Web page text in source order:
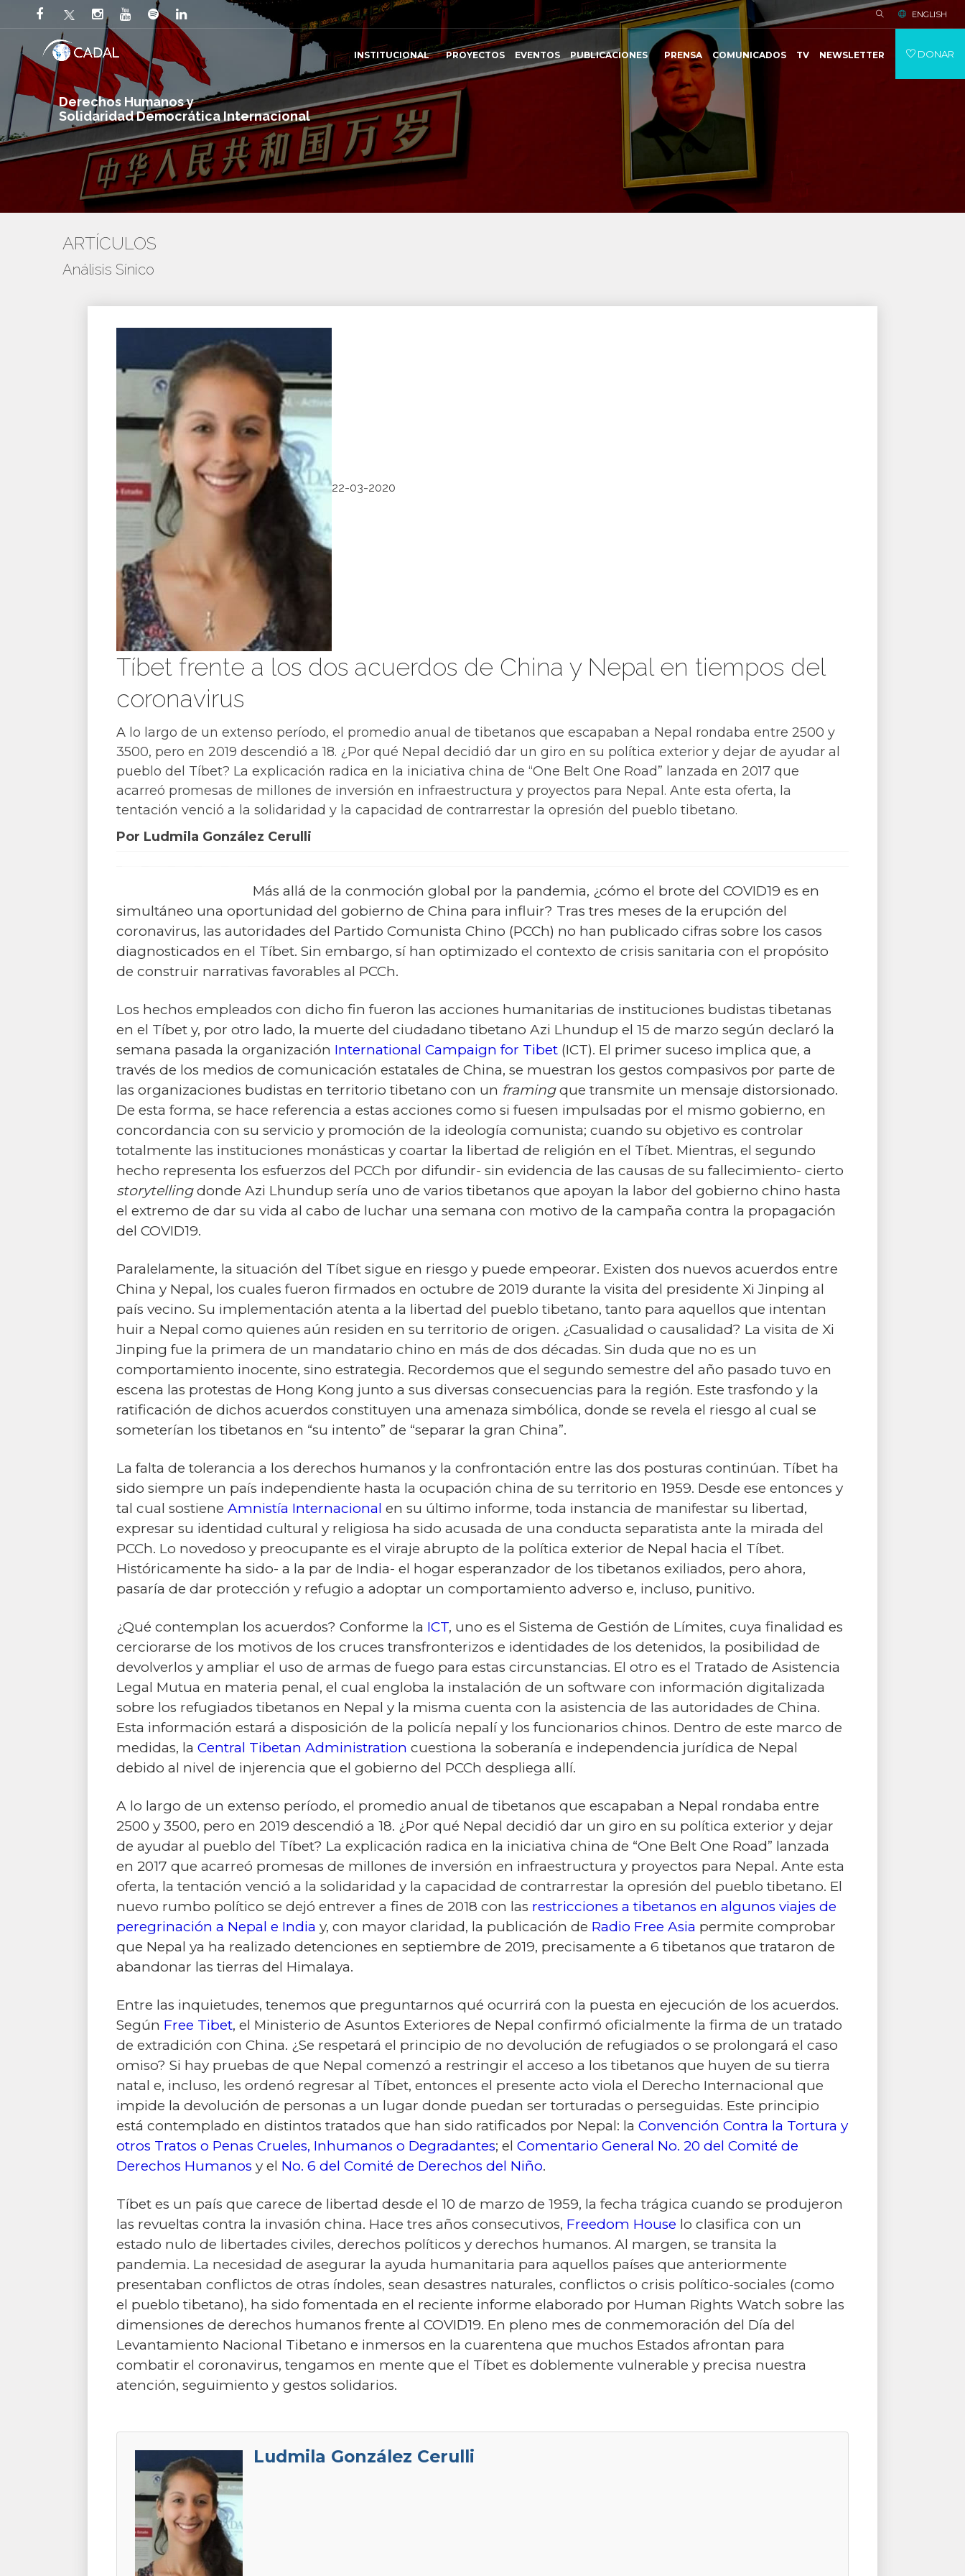
Derechos Humanos y
Solidaridad Democrática Internacional
ENGLISH
INSTITUCIONAL PROYECTOS EVENTOS PUBLICACIONES PRENSA COMUNICADOS TV NEWSLETTER DONAR
ARTÍCULOS
Análisis Sínico
22-03-2020
Tíbet frente a los dos acuerdos de China y Nepal en tiempos del
coronavirus
A lo largo de un extenso período, el promedio anual de tibetanos que escapaban a Nepal rondaba entre 2500 y
3500, pero en 2019 descendió a 18. ¿Por qué Nepal decidió dar un giro en su política exterior y dejar de ayudar al
pueblo del Tíbet? La explicación radica en la iniciativa china de “One Belt One Road” lanzada en 2017 que
acarreó promesas de millones de inversión en infraestructura y proyectos para Nepal. Ante esta oferta, la
tentación venció a la solidaridad y la capacidad de contrarrestar la opresión del pueblo tibetano.
Por Ludmila González Cerulli
Más allá de la conmoción global por la pandemia, ¿cómo el brote del COVID19 es en
simultáneo una oportunidad del gobierno de China para influir? Tras tres meses de la erupción del
coronavirus, las autoridades del Partido Comunista Chino (PCCh) no han publicado cifras sobre los casos
diagnosticados en el Tíbet. Sin embargo, sí han optimizado el contexto de crisis sanitaria con el propósito
de construir narrativas favorables al PCCh.
Los hechos empleados con dicho fin fueron las acciones humanitarias de instituciones budistas tibetanas
en el Tíbet y, por otro lado, la muerte del ciudadano tibetano Azi Lhundup el 15 de marzo según declaró la
semana pasada la organización International Campaign for Tibet (ICT). El primer suceso implica que, a
través de los medios de comunicación estatales de China, se muestran los gestos compasivos por parte de
las organizaciones budistas en territorio tibetano con un framingque transmite un mensaje distorsionado.
De esta forma, se hace referencia a estas acciones como si fuesen impulsadas por el mismo gobierno, en
concordancia con su servicio y promoción de la ideología comunista; cuando su objetivo es controlar
totalmente las instituciones monásticas y coartar la libertad de religión en el Tíbet. Mientras, el segundo
hecho representa los esfuerzos del PCCh por difundir- sin evidencia de las causas de su fallecimiento- cierto
storytellingdonde Azi Lhundup sería uno de varios tibetanos que apoyan la labor del gobierno chino hasta
el extremo de dar su vida al cabo de luchar una semana con motivo de la campaña contra la propagación
del COVID19.
Paralelamente, la situación del Tíbet sigue en riesgo y puede empeorar. Existen dos nuevos acuerdos entre
China y Nepal, los cuales fueron firmados en octubre de 2019 durante la visita del presidente Xi Jinping al
país vecino. Su implementación atenta a la libertad del pueblo tibetano, tanto para aquellos que intentan
huir a Nepal como quienes aún residen en su territorio de origen. ¿Casualidad o causalidad? La visita de Xi
Jinping fue la primera de un mandatario chino en más de dos décadas. Sin duda que no es un
comportamiento inocente, sino estrategia. Recordemos que el segundo semestre del año pasado tuvo en
escena las protestas de Hong Kong junto a sus diversas consecuencias para la región. Este trasfondo y la
ratificación de dichos acuerdos constituyen una amenaza simbólica, donde se revela el riesgo al cual se
someterían los tibetanos en “su intento” de “separar la gran China”.
La falta de tolerancia a los derechos humanos y la confrontación entre las dos posturas continúan. Tíbet ha
sido siempre un país independiente hasta la ocupación china de su territorio en 1959. Desde ese entonces y
tal cual sostiene Amnistía Internacional en su último informe, toda instancia de manifestar su libertad,
expresar su identidad cultural y religiosa ha sido acusada de una conducta separatista ante la mirada del
PCCh. Lo novedoso y preocupante es el viraje abrupto de la política exterior de Nepal hacia el Tíbet.
Históricamente ha sido- a la par de India- el hogar esperanzador de los tibetanos exiliados, pero ahora,
pasaría de dar protección y refugio a adoptar un comportamiento adverso e, incluso, punitivo.
¿Qué contemplan los acuerdos? Conforme la ICT, uno es el Sistema de Gestión de Límites, cuya finalidad es
cerciorarse de los motivos de los cruces transfronterizos e identidades de los detenidos, la posibilidad de
devolverlos y ampliar el uso de armas de fuego para estas circunstancias. El otro es el Tratado de Asistencia
Legal Mutua en materia penal, el cual engloba la instalación de un software con información digitalizada
sobre los refugiados tibetanos en Nepal y la misma cuenta con la asistencia de las autoridades de China.
Esta información estará a disposición de la policía nepalí y los funcionarios chinos. Dentro de este marco de
medidas, la Central Tibetan Administration cuestiona la soberanía e independencia jurídica de Nepal
debido al nivel de injerencia que el gobierno del PCCh despliega allí.
A lo largo de un extenso período, el promedio anual de tibetanos que escapaban a Nepal rondaba entre
2500 y 3500, pero en 2019 descendió a 18. ¿Por qué Nepal decidió dar un giro en su política exterior y dejar
de ayudar al pueblo del Tíbet? La explicación radica en la iniciativa china de “One Belt One Road” lanzada
en 2017 que acarreó promesas de millones de inversión en infraestructura y proyectos para Nepal. Ante esta
oferta, la tentación venció a la solidaridad y la capacidad de contrarrestar la opresión del pueblo tibetano. El
nuevo rumbo político se dejó entrever a fines de 2018 con las restricciones a tibetanos en algunos viajes de
peregrinación a Nepal e India y, con mayor claridad, la publicación de Radio Free Asia permite comprobar
que Nepal ya ha realizado detenciones en septiembre de 2019, precisamente a 6 tibetanos que trataron de
abandonar las tierras del Himalaya.
Entre las inquietudes, tenemos que preguntarnos qué ocurrirá con la puesta en ejecución de los acuerdos.
Según Free Tibet, el Ministerio de Asuntos Exteriores de Nepal confirmó oficialmente la firma de un tratado
de extradición con China. ¿Se respetará el principio de no devolución de refugiados o se prolongará el caso
omiso? Si hay pruebas de que Nepal comenzó a restringir el acceso a los tibetanos que huyen de su tierra
natal e, incluso, les ordenó regresar al Tíbet, entonces el presente acto viola el Derecho Internacional que
impide la devolución de personas a un lugar donde puedan ser torturadas o perseguidas. Este principio
está contemplado en distintos tratados que han sido ratificados por Nepal: la Convención Contra la Tortura y
otros Tratos o Penas Crueles, Inhumanos o Degradantes; el Comentario General No. 20 del Comité de
Derechos Humanos y el No. 6 del Comité de Derechos del Niño.
Tíbet es un país que carece de libertad desde el 10 de marzo de 1959, la fecha trágica cuando se produjeron
las revueltas contra la invasión china. Hace tres años consecutivos, Freedom House lo clasifica con un
estado nulo de libertades civiles, derechos políticos y derechos humanos. Al margen, se transita la
pandemia. La necesidad de asegurar la ayuda humanitaria para aquellos países que anteriormente
presentaban conflictos de otras índoles, sean desastres naturales, conflictos o crisis político-sociales (como
el pueblo tibetano), ha sido fomentada en el reciente informe elaborado por Human Rights Watch sobre las
dimensiones de derechos humanos frente al COVID19. En pleno mes de conmemoración del Día del
Levantamiento Nacional Tibetano e inmersos en la cuarentena que muchos Estados afrontan para
combatir el coronavirus, tengamos en mente que el Tíbet es doblemente vulnerable y precisa nuestra
atención, seguimiento y gestos solidarios.
Ludmila González Cerulli